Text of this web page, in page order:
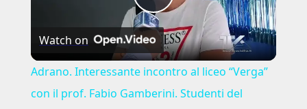
Play
Video
Watch on
Adrano. Interessante incontro al liceo “Verga”
con il prof. Fabio Gamberini. Studenti del